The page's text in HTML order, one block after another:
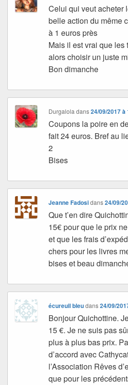
Celui qui veut acheter
belle action du même
à 1 euros près
Mais il est vrai que
alors choisir un juste
Bon dimanche
Durgalola dans24/09/2017 à
Coupons la poire en
fait 24 euros. Bref au
2
Bises
Jeanne Fadosidans24/09/
Que t’en dire
15€ pour que le prix
et que les frais
chers pour les livres
bises et beau
écureuil bleudans24/09/
Bonjour Quichottine.
15 €. Je ne suis pas
plus à plus bas prix.
d’accord avec
l’Association Rêves
que pour les